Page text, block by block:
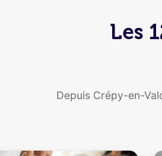
Les
Depuis Crépy-en-